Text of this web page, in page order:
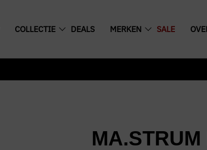
COLLECTIE DEALS MERKEN SALE